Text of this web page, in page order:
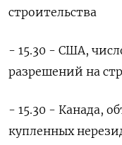
строительства
- 15.30 - США,
разрешений на
- 15.30 - Канада,
купленных